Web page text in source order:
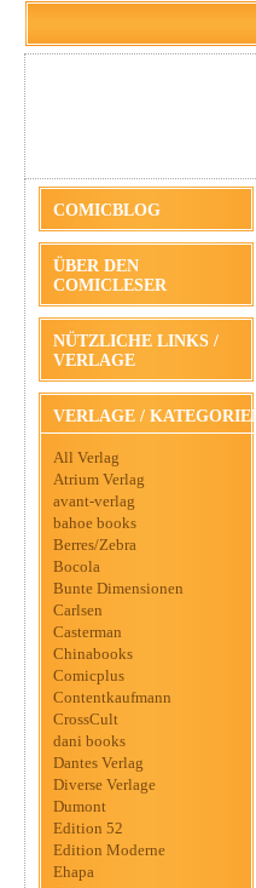
COMICBLOG
ÜBER DEN
COMICLESER
NÜTZLICHE LINKS /
VERLAGE
VERLAGE / KATEGORIEN
All Verlag
Atrium Verlag
avant-verlag
bahoe books
Berres/Zebra
Bocola
Bunte Dimensionen
Carlsen
Casterman
Chinabooks
Comicplus
Contentkaufmann
CrossCult
dani books
Dantes Verlag
Diverse Verlage
Dumont
Edition 52
Edition Moderne
Ehapa